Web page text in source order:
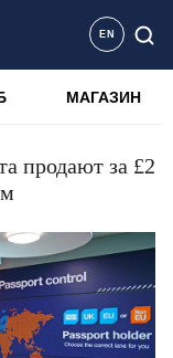
EN
МАГАЗИН
продают за £2